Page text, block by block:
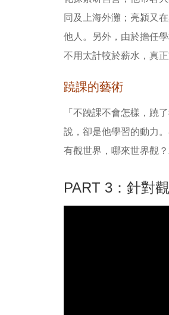
同及上海外灘；亮潁又
他人。另外，由於擔任
不用太計較於薪水，真
蹺課的藝術
「不蹺課不會怎樣，蹺
說，卻是他學習的動力
有觀世界，哪來世界觀
PART 3：針對